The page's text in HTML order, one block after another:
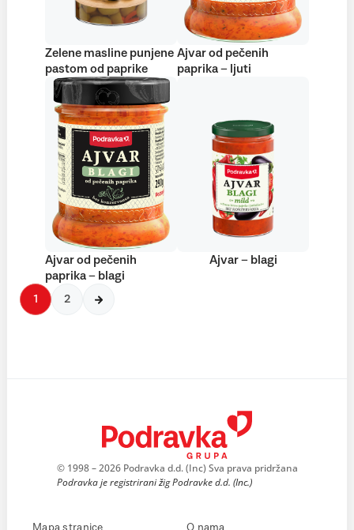
Zelene masline punjene
pastom od paprike
Ajvar od pečenih
paprika – ljuti
Ajvar od pečenih
paprika – blagi
Ajvar – blagi
1 2
© 1998 – 2026 Podravka d.d. (Inc) Sva prava pridržana
Podravka je registrirani žig Podravke d.d. (Inc.)
Mapa stranice O nama